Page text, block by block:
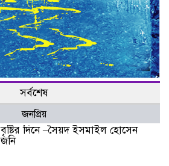
সর্বশেষ
জনপ্রিয়
বৃষ্টির দিনে –সৈয়দ ইসমাইল হোসেন
জনি